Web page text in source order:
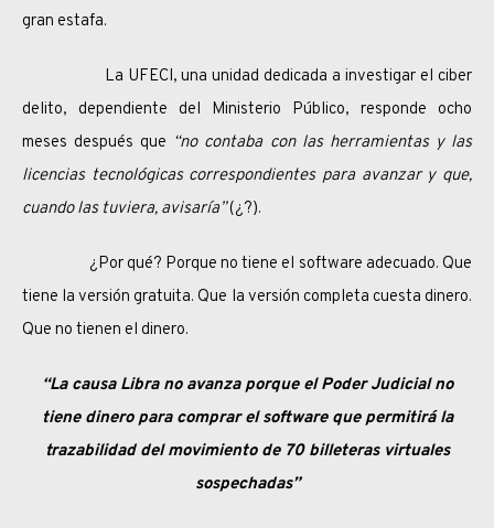
gran estafa.
La UFECI, una unidad dedicada a investigar el ciber
delito, dependiente del Ministerio Público, responde ocho
meses después que “no contaba con las herramientas y las
licencias tecnológicas correspondientes para avanzar y que,
cuando las tuviera, avisaría”(¿?).
¿Por qué? Porque no tiene el software adecuado. Que
tiene la versión gratuita. Que la versión completa cuesta dinero.
Que no tienen el dinero.
“La causa Libra no avanza porque el Poder Judicial no
tiene dinero para comprar el software que permitirá la
trazabilidad del movimiento de 70 billeteras virtuales
sospechadas”